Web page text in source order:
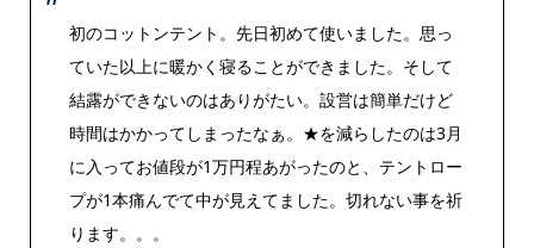
初のコットンテント。先日初めて使いました。思っ
ていた以上に暖かく寝ることができました。そして
結露ができないのはありがたい。設営は簡単だけど
時間はかかってしまったなぁ。★を減らしたのは3月
に入ってお値段が1万円程あがったのと、テントロー
プが1本痛んでて中が見えてました。切れない事を祈
ります。。。